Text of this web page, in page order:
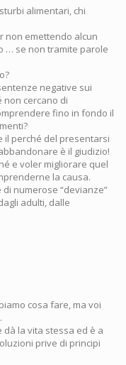
alimentari, chi
non emettendo alcun
… se non tramite parole
negative sui
non cercano di
fino in fondo il
il perché del presentarsi
è il giudizio!
e voler migliorare quel
la causa.
numerose “devianze”
adulti, dalle
cosa fare, ma voi
dà la vita stessa ed è a
prive di principi